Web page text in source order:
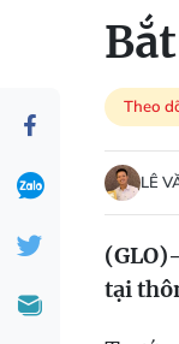
Theo
LÊ
(GLO)-
tại